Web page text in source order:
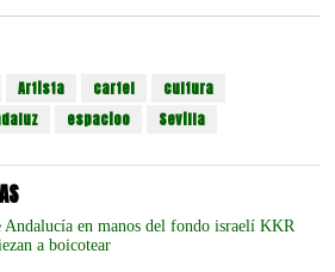
Artista cartel
cultura
espacioo Sevilla
Andalucía en manos del fondo israelí KKR
a boicotear